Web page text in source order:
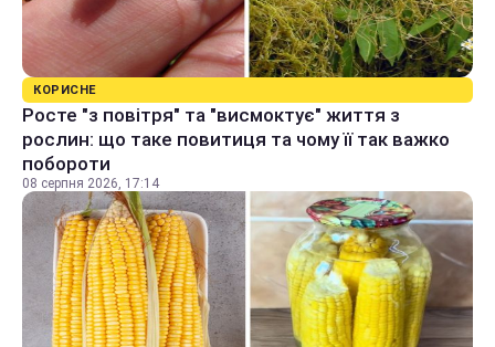
КОРИСНЕ
Росте "з повітря" та "висмоктує" життя з
рослин: що таке повитиця та чому її так важко
побороти
08 серпня 2026, 17:14